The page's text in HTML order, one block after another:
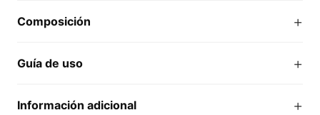
Composición +
Guía de uso +
Información adicional +